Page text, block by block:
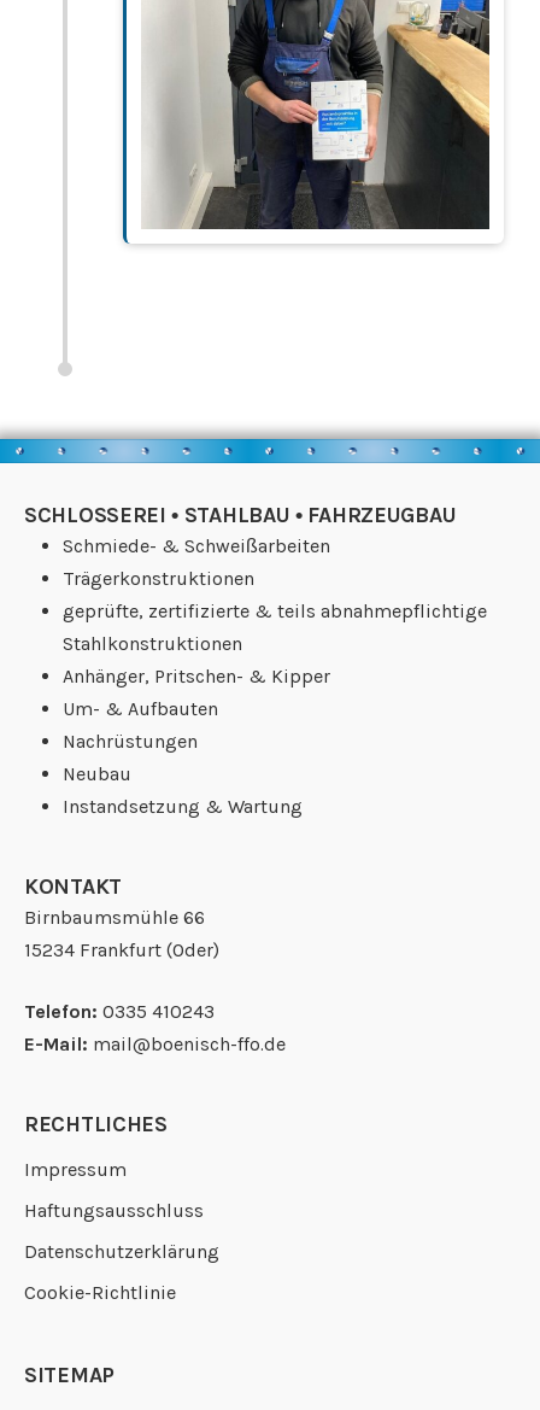
SCHLOSSEREI • STAHLBAU • FAHRZEUGBAU
Schmiede- & Schweißarbeiten
Trägerkonstruktionen
geprüfte, zertifizierte & teils abnahmepflichtige
Stahlkonstruktionen
Anhänger, Pritschen- & Kipper
Um- & Aufbauten
Nachrüstungen
Neubau
Instandsetzung & Wartung
KONTAKT
Birnbaumsmühle 66
15234 Frankfurt (Oder)
Telefon: 0335 410243
E-Mail: mail@boenisch-ffo.de
RECHTLICHES
Impressum
Haftungsausschluss
Datenschutzerklärung
Cookie-Richtlinie
SITEMAP